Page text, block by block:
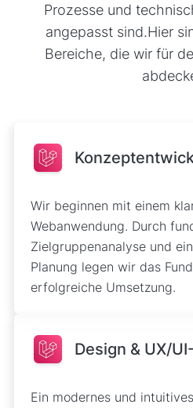
Prozesse und
angepasst sind.Hier
Bereiche, die wir für
Wir beginnen mit einem
Webanwendung. Durch
Zielgruppenanalyse und
Planung legen wir das
erfolgreiche Umsetzung.
Design & UX/
Ein modernes und